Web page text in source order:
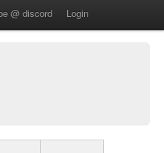
@ discord Login